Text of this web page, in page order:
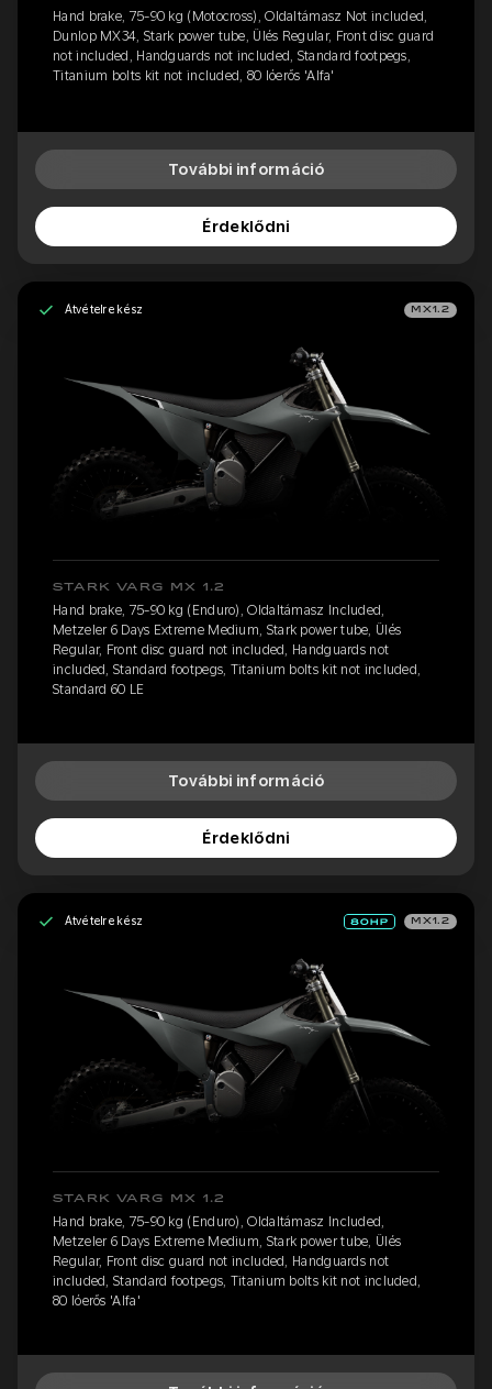
Hand brake, 75-90 kg (Motocross), Oldaltámasz Not included,
Dunlop MX34, Stark power tube, Ülés Regular, Front disc guard
not included, Handguards not included, Standard footpegs,
Titanium bolts kit not included, 80 lóerős 'Alfa'
További információ
Érdeklődni
Átvételre kész MX1.2
STARK VARG MX 1.2
Hand brake, 75-90 kg (Enduro), Oldaltámasz Included,
Metzeler 6 Days Extreme Medium, Stark power tube, Ülés
Regular, Front disc guard not included, Handguards not
included, Standard footpegs, Titanium bolts kit not included,
Standard 60 LE
További információ
Érdeklődni
Átvételre kész MX1.2
STARK VARG MX 1.2
Hand brake, 75-90 kg (Enduro), Oldaltámasz Included,
Metzeler 6 Days Extreme Medium, Stark power tube, Ülés
Regular, Front disc guard not included, Handguards not
included, Standard footpegs, Titanium bolts kit not included,
80 lóerős 'Alfa'